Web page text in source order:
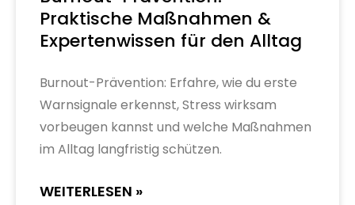
Praktische Maßnahmen &
Expertenwissen für den Alltag
Burnout-Prävention: Erfahre, wie du erste
Warnsignale erkennst, Stress wirksam
vorbeugen kannst und welche Maßnahmen
im Alltag langfristig schützen.
WEITERLESEN »